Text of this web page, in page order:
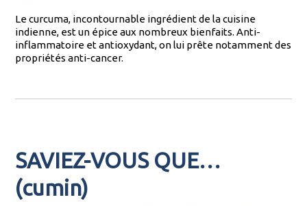
Le curcuma, incontournable ingrédient de la cuisine
indienne, est un épice aux nombreux bienfaits. Anti-
inflammatoire et antioxydant, on lui prête notamment des
propriétés anti-cancer.
SAVIEZ-VOUS QUE…
(cumin)